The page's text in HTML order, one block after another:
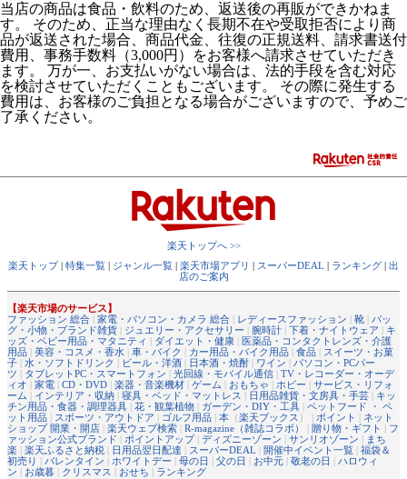
当店の商品は食品・飲料のため、返送後の再販ができかねま
す。 そのため、正当な理由なく長期不在や受取拒否により商
品が返送された場合、商品代金、往復の正規送料、請求書送付
費用、事務手数料（3,000円）をお客様へ請求させていただき
ます。 万が一、お支払いがない場合は、法的手段を含む対応
を検討させていただくこともございます。 その際に発生する
費用は、お客様のご負担となる場合がございますので、予めご
了承ください。
楽天トップへ >>
楽天トップ
特集一覧 ジャンル一覧 楽天市場アプリ スーパーDEAL ランキング
出
店のご案内
【楽天市場のサービス】
ファッション 総合
家電・パソコン・カメラ 総合 レディースファッション 靴
バッ
グ・小物・ブランド雑貨
ジュエリー・アクセサリー 腕時計 下着・ナイトウェア
キ
ッズ・ベビー用品・マタニティ
ダイエット・健康
医薬品・コンタクトレンズ・介護
用品
美容・コスメ・香水 車・バイク カー用品・バイク用品 食品
スイーツ・お菓
子
水・ソフトドリンク ビール・洋酒 日本酒・焼酎 ワイン
パソコン・PCパー
ツ
タブレットPC・スマートフォン 光回線・モバイル通信
TV・レコーダー・オーデ
ィオ
家電 CD・DVD 楽器・音楽機材 ゲーム おもちゃ ホビー
サービス・リフォ
ーム
インテリア・収納 寝具・ベッド・マットレス 日用品雑貨・文房具・手芸
キッ
チン用品・食器・調理器具
花・観葉植物 ガーデン・DIY・工具
ペットフード ・ ペ
ット用品
スポーツ・アウトドア ゴルフ用品 本 （楽天ブックス ） | ポイント
ネット
ショップ 開業・開店
楽天ウェブ検索 R-magazine（雑誌コラボ） 贈り物・ギフト
フ
ァッション公式ブランド
ポイントアップ ディズニーゾーン サンリオゾーン
まち
楽
楽天ふるさと納税 日用品翌日配達 スーパーDEAL 開催中イベント一覧
福袋＆
初売り
バレンタイン ホワイトデー 母の日 父の日 お中元 敬老の日
ハロウィ
ン
お歳暮 クリスマス おせち ランキング